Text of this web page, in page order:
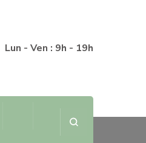
Lun - Ven : 9h - 19h